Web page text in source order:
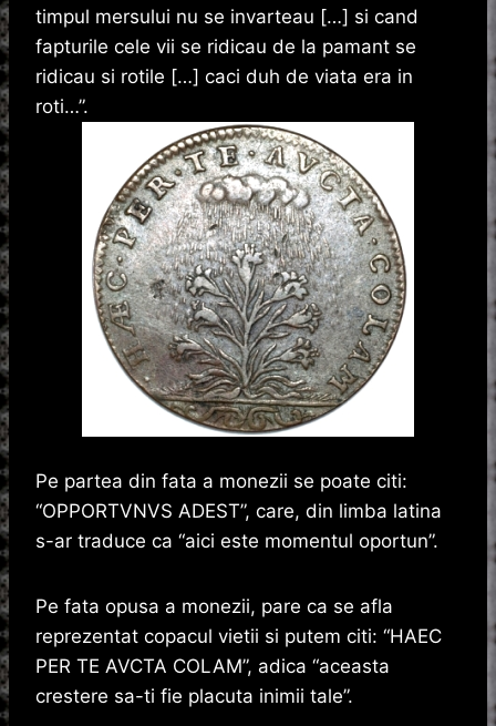
timpul mersului nu se invarteau […] si cand
fapturile cele vii se ridicau de la pamant se
ridicau si rotile […] caci duh de viata era in
roti…”.
Pe partea din fata a monezii se poate citi:
“OPPORTVNVS ADEST”, care, din limba latina
s-ar traduce ca “aici este momentul oportun”.
Pe fata opusa a monezii, pare ca se afla
reprezentat copacul vietii si putem citi: “HAEC
PER TE AVCTA COLAM”, adica “aceasta
crestere sa-ti fie placuta inimii tale”.